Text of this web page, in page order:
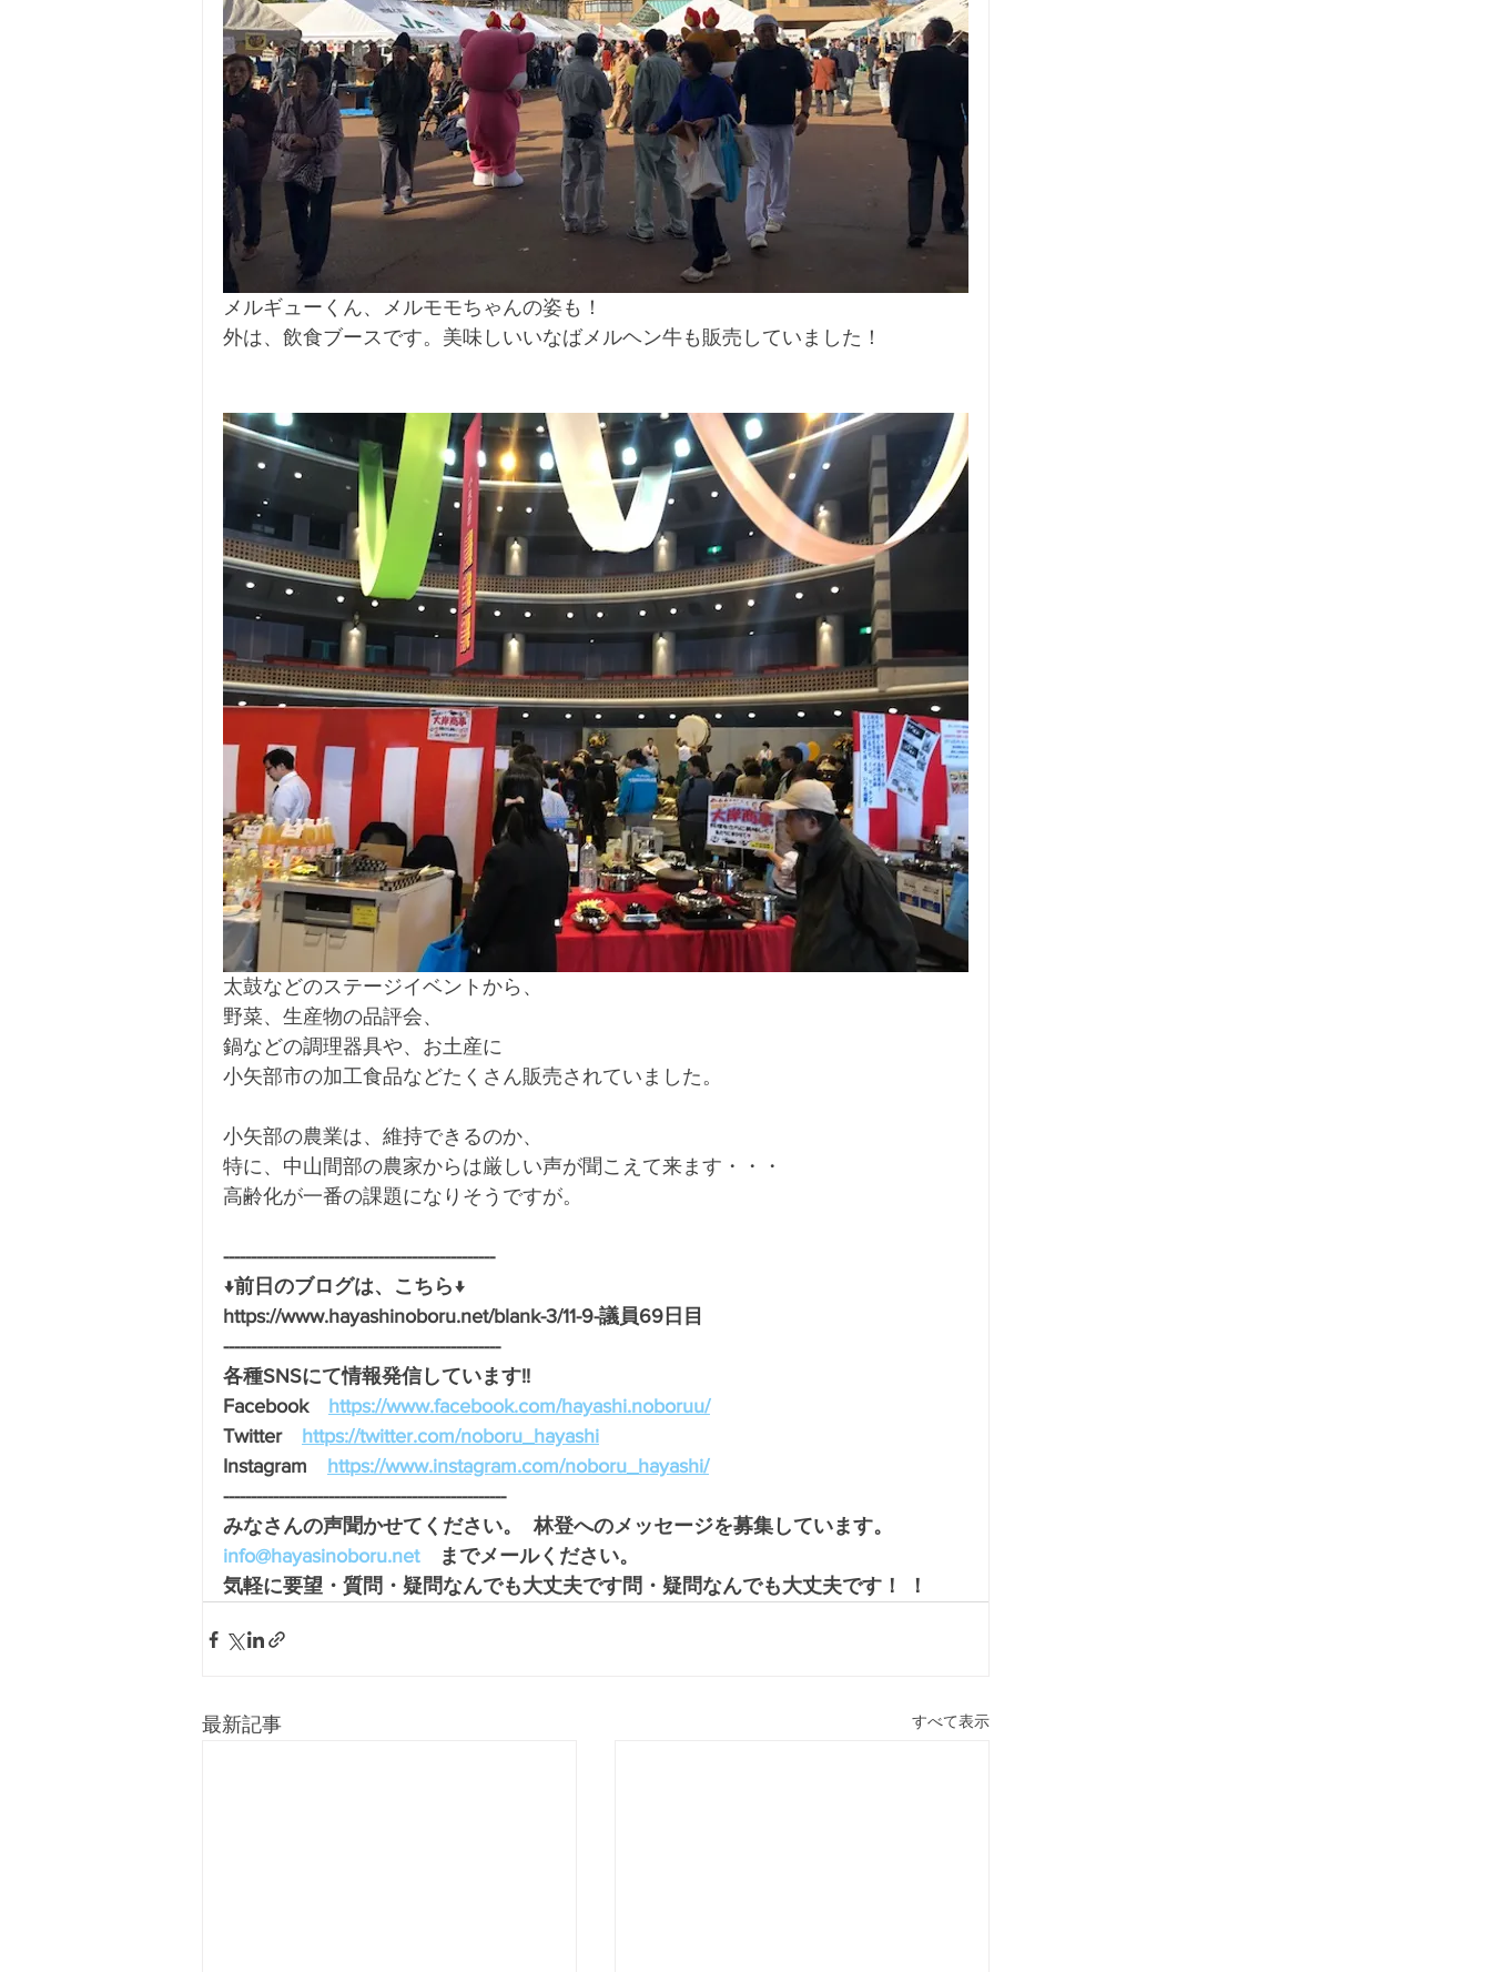
メルギューくん、メルモモちゃんの姿も！
外は、飲食ブースです。美味しいいなばメルヘン牛も販売していました！
太鼓などのステージイベントから、
野菜、生産物の品評会、
鍋などの調理器具や、お土産に
小矢部市の加工食品などたくさん販売されていました。
小矢部の農業は、維持できるのか、
特に、中山間部の農家からは厳しい声が聞こえて来ます・・・
高齢化が一番の課題になりそうですが。
-------------------------------------------------
↓前日のブログは、こちら↓
https://www.hayashinoboru.net/blank-3/11-9-議員69日目
--------------------------------------------------
各種SNSにて情報発信しています!!
Facebook https://www.facebook.com/hayashi.noboruu/
Twitter https://twitter.com/noboru_hayashi
Instagram https://www.instagram.com/noboru_hayashi/
---------------------------------------------------
みなさんの声聞かせてください。  林登へのメッセージを募集しています。
info@hayasinoboru.net までメールください。
気軽に要望・質問・疑問なんでも大丈夫です問・疑問なんでも大丈夫です！ ！
最新記事 すべて表示